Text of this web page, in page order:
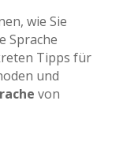
wie Sie
Sprache
Tipps für
und
von